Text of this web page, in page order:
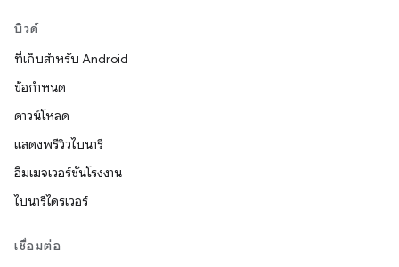
บิวด์
ที่เก็บสำหรับ Android
ข้อกำหนด
ดาวน์โหลด
แสดงพรีวิวไบนารี
อิมเมจเวอร์ชันโรงงาน
ไบนารีไดรเวอร์
เชื่อมต่อ